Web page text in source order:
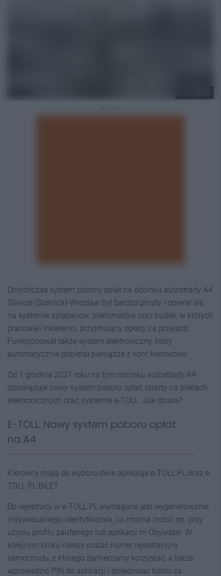
Dotychczas system poboru opłat na odcinku autostrady A4
Gliwice (Sośnica)-Wrocław był bardzo prosty i opierał się
na systemie szlabanów, biletomatów oraz budek, w których
pracowali inkasenci, przyjmujący opłaty za przejazd.
Funkcjonował także system elektroniczny, który
automatycznie pobierał pieniądze z kont kierowców.
Od 1 grudnia 2021 roku na tym odcinku autostrady A4
obowiązuje nowy system poboru opłat, oparty na biletach
elektronicznych oraz systemie e-TOLL. Jak działa?
E-TOLL. Nowy system poboru opłat
na A4
Kierowcy mają do wyboru dwie aplikacje e-TOLL PL oraz e-
TOLL PL BILET.
Do rejestracji w e-TOLL PL wymagane jest wygenerowanie
indywidualnego identyfikatora, co można zrobić np. przy
użyciu profilu zaufanego lub aplikacji m-Obywatel. W
kolejnym kroku należy podać numer rejestracyjny
samochodu, z którego zamierzamy korzystać, a także
wprowadzić PIN do aplikacji i doładować konto za